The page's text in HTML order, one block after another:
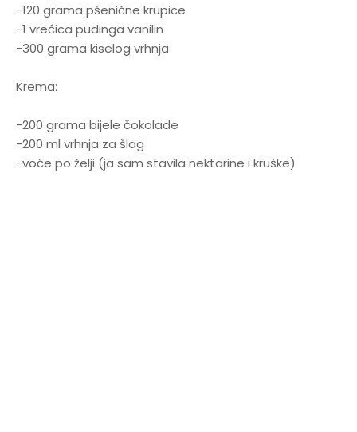
-120 grama pšenične krupice
-1 vrećica pudinga vanilin
-300 grama kiselog vrhnja
Krema:
-200 grama bijele čokolade
-200 ml vrhnja za šlag
-voće po želji (ja sam stavila nektarine i kruške)